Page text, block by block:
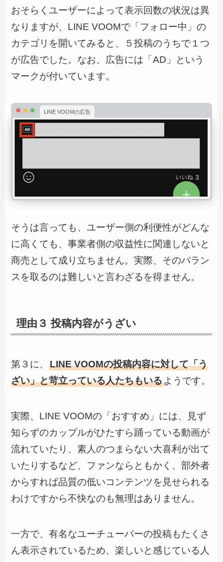
おそらくユーザーによって表示回数の状況は異
なりますが、LINE VOOMで「フォロー中」の
カテゴリを開いてみると、５投稿のうちで１つ
が広告でした。なお、広告には「AD」という
マークが付いています。
LINE VOOMの広告
そうは言っても、ユーザー側の利便性がどんな
に高くても、事業者側の収益性に関連しないと
商売として成り立ちません。実際、そのバラン
スを取るのは難しいと言わざるを得ません。
理由３ 投稿内容がうざい
第３に、LINE VOOMの投稿内容に対して「う
ざい」と苛立っている人たちもいるようです。
実際、LINE VOOMの「おすすめ」には、見ず
知らずのカップルがひたすら踊っている動画が
流れていたり、素人のつまらない大喜利が出て
いたりするなど、ファンならともかく、部外者
からすれば品質の低いコンテンツを見せられる
わけですから不快なのも無理はありません。
一方で、有名なユーチューバーの投稿もたくさ
ん表示されているため、楽しいと感じている人